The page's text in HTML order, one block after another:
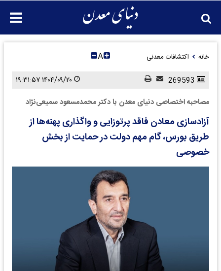
خانه اکتشافات معدنی A
مصاحبه اختصاصی دنیای معدن با دکتر محمدمسعود سمیعی‌نژاد
آزادسازی معادن فاقد پرتوزایی و واگذاری پهنه‌ها از
طریق بورس، گام مهم دولت در حمایت از بخش
خصوصی